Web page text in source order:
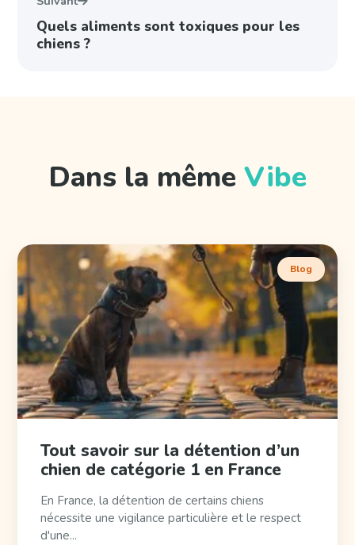
Quels aliments sont toxiques pour les
chiens ?
Dans la même Vibe
Blog
Tout savoir sur la détention d’un
chien de catégorie 1 en France
En France, la détention de certains chiens
nécessite une vigilance particulière et le respect
d'une...